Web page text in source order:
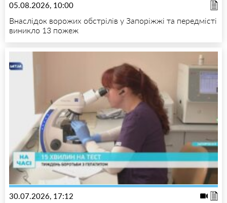
05.08.2026, 10:00
Внаслідок ворожих обстрілів у Запоріжжі та передмісті
виникло 13 пожеж
30.07.2026, 17:12